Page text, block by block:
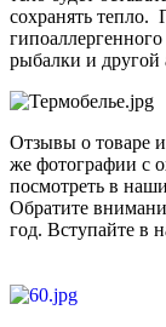
сохранять
рыбалки и другой
Отзывы о товаре
же фотографии с
посмотреть в
Обратите
год. Вступайте в